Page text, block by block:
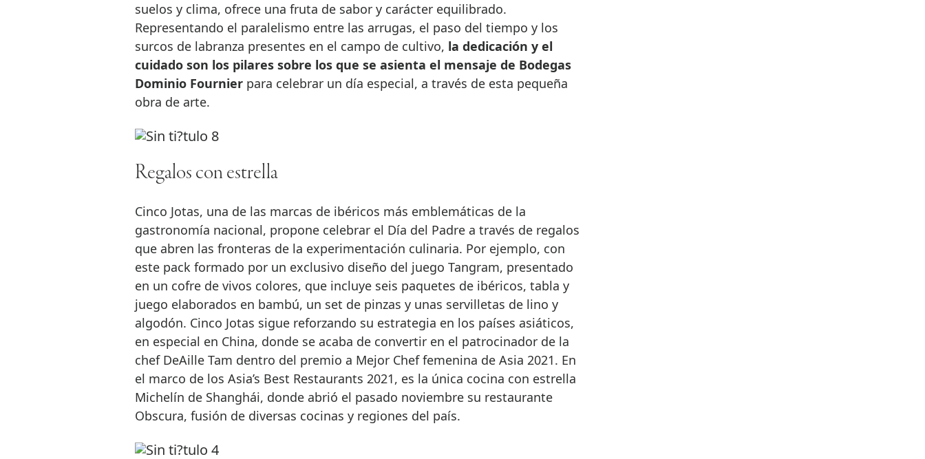
suelos y clima, ofrece una fruta de sabor y carácter equilibrado.
Representando el paralelismo entre las arrugas, el paso del tiempo y los
surcos de labranza presentes en el campo de cultivo, la dedicación y el
cuidado son los pilares sobre los que se asienta el mensaje de Bodegas
Dominio Fournierpara celebrar un día especial, a través de esta pequeña
obra de arte.
Regalos con estrella
Cinco Jotas, una de las marcas de ibéricos más emblemáticas de la
gastronomía nacional, propone celebrar el Día del Padre a través de regalos
que abren las fronteras de la experimentación culinaria. Por ejemplo, con
este pack formado por un exclusivo diseño del juego Tangram, presentado
en un cofre de vivos colores, que incluye seis paquetes de ibéricos, tabla y
juego elaborados en bambú, un set de pinzas y unas servilletas de lino y
algodón. Cinco Jotas sigue reforzando su estrategia en los países asiáticos,
en especial en China, donde se acaba de convertir en el patrocinador de la
chef DeAille Tam dentro del premio a Mejor Chef femenina de Asia 2021. En
el marco de los Asia’s Best Restaurants 2021, es la única cocina con estrella
Michelín de Shanghái, donde abrió el pasado noviembre su restaurante
Obscura, fusión de diversas cocinas y regiones del país.